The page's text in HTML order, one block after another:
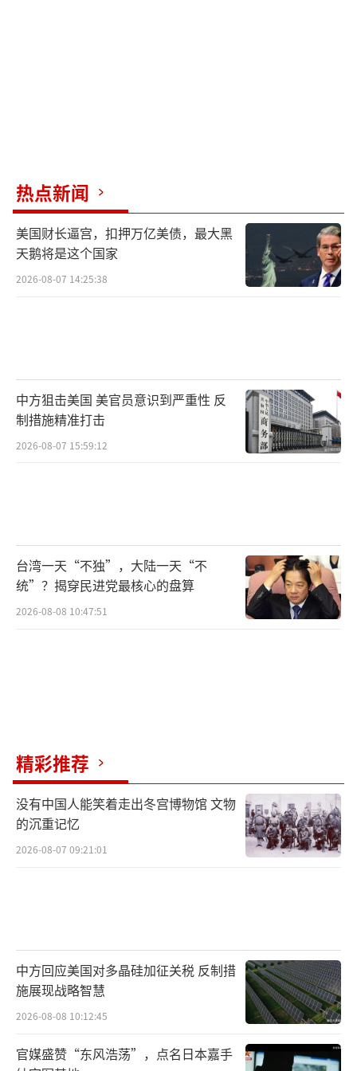
我俩又想起发电机还没有停，存在风险，
两人又跑到厂房赶紧拉下电闸。
原标题：四川泸定地震失联17天的甘宇已
找到！ 同事罗永：很高兴听到他获救了，想看
热点新闻
美国财长逼宫，扣押万亿美债，最大黑
天鹅将是这个国家
2026-08-07 14:25:38
中方狙击美国 美官员意识到严重性 反
制措施精准打击
2026-08-07 15:59:12
台湾一天“不独”，大陆一天“不
统”？揭穿民进党最核心的盘算
2026-08-08 10:47:51
精彩推荐
没有中国人能笑着走出冬宫博物馆 文物
的沉重记忆
2026-08-07 09:21:01
中方回应美国对多晶硅加征关税 反制措
施展现战略智慧
2026-08-08 10:12:45
官媒盛赞“东风浩荡”，点名日本嘉手